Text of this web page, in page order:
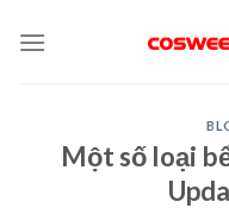
Một số loại